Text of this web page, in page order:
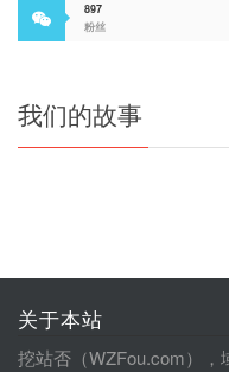
897
粉丝
我们的故事
关于本站
挖站否（WZFou.com），